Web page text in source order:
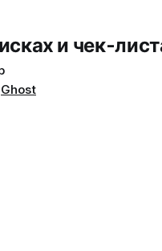
и чек-
Ghost